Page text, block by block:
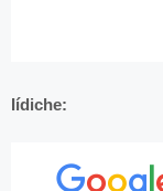
Iídiche: